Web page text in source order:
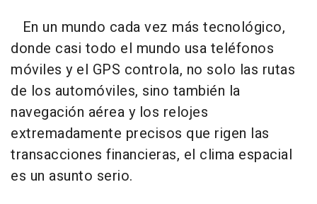
En un mundo cada vez más tecnológico,
donde casi todo el mundo usa teléfonos
móviles y el GPS controla, no solo las rutas
de los automóviles, sino también la
navegación aérea y los relojes
extremadamente precisos que rigen las
transacciones financieras, el clima espacial
es un asunto serio.